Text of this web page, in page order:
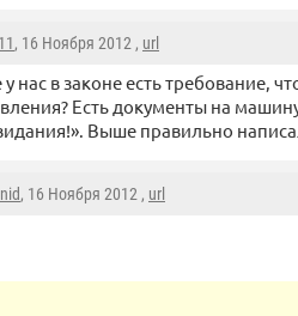
, 16 Ноября 2012 , url
у нас в законе есть требование,
Есть документы на
Выше правильно
, 16 Ноября 2012 , url